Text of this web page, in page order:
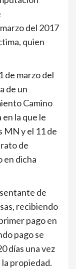
del 2017
quien
de marzo del
de un
Camino
la que le
MN y el 11 de
de
en dicha
de
recibiendo
pago en
pago se
días una vez
propiedad.